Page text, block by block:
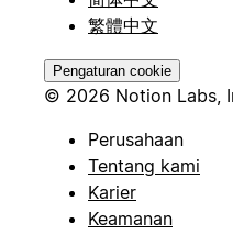
繁體中文
Pengaturan cookie
© 2026 Notion Labs,
Perusahaan
Tentang kami
Karier
Keamanan